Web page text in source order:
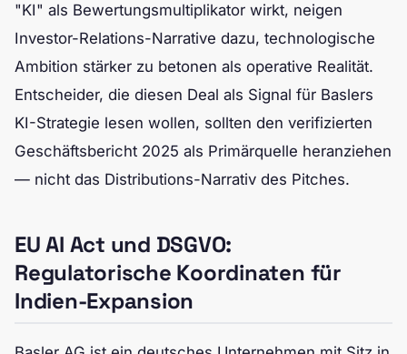
"KI" als Bewertungsmultiplikator wirkt, neigen
Investor-Relations-Narrative dazu, technologische
Ambition stärker zu betonen als operative Realität.
Entscheider, die diesen Deal als Signal für Baslers
KI-Strategie lesen wollen, sollten den verifizierten
Geschäftsbericht 2025 als Primärquelle heranziehen
— nicht das Distributions-Narrativ des Pitches.
EU AI Act und DSGVO:
Regulatorische Koordinaten für
Indien-Expansion